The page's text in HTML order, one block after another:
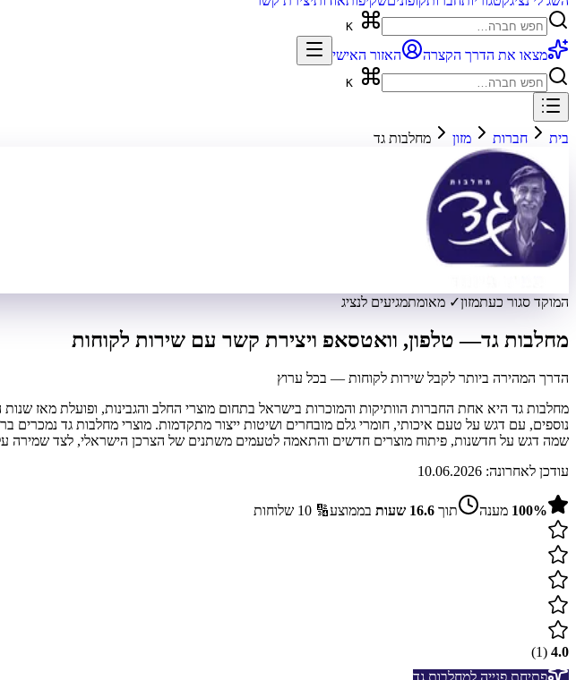
מצאו את הדרך הקצרה האזור האישי
בית חברות מזון מחלבות גד
המוקד סגור כעתמזון✓ מאומתמגיעים לנציג
מחלבות גד— טלפון, וואטסאפ ויצירת קשר עם שירות לקוחות
הדרך המהירה ביותר לקבל שירות לקוחות — בכל ערוץ
נוספים, עם דגש על טעם איכותי, חומרי גלם מובחרים ושיטות ייצור מתקדמות. מוצרי מחלבות גד
שמה דגש על חדשנות, פיתוח מוצרים חדשים והתאמה לטעמים משתנים של הצרכן הישראלי, לצד שמירה על
עודכן לאחרונה: 10.06.2026
100% מענה תוך 16.6 שעות בממוצע🔢
10 שלוחות
4.0
(
1
)
פתיחת פנייה למחלבות גד